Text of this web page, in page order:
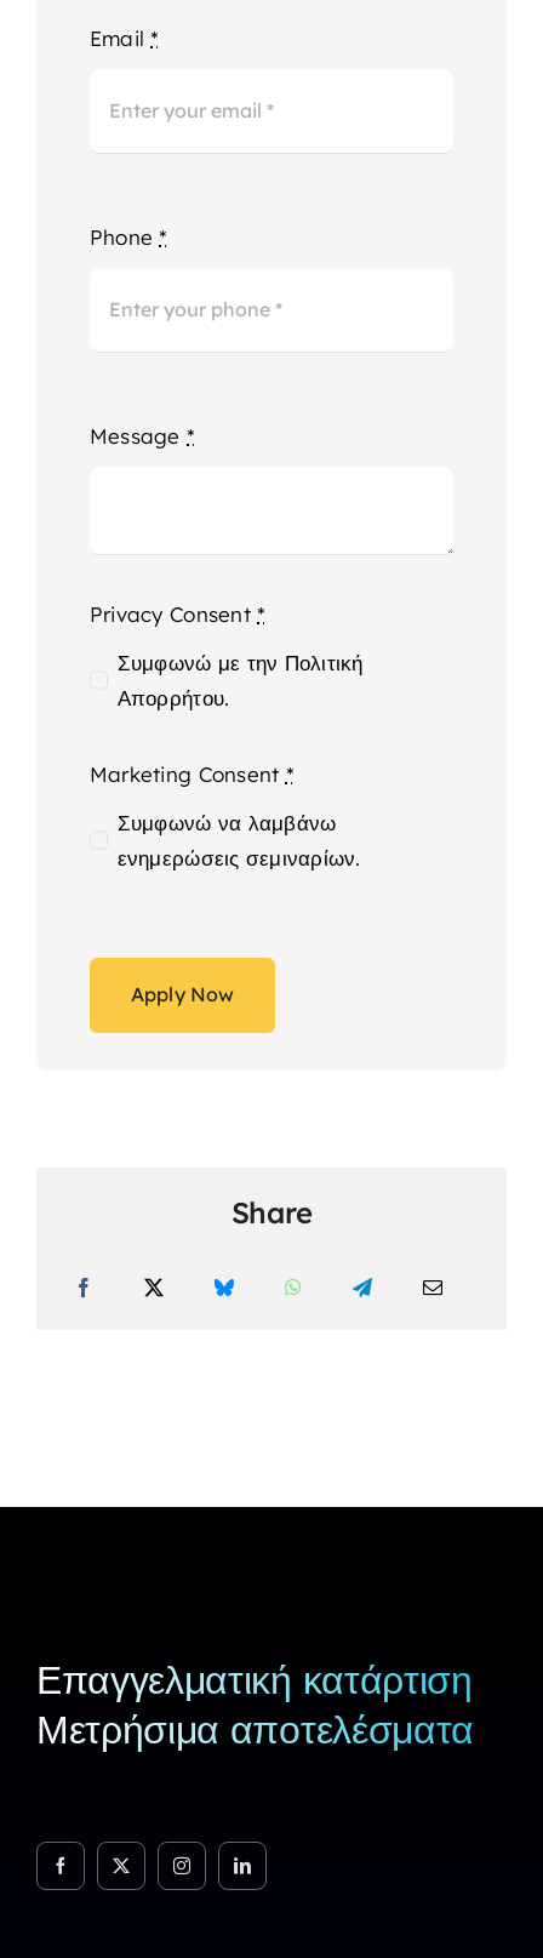
Email*
Phone*
Message *
Privacy Consent*
Συμφωνώ με την Πολιτική
Απορρήτου.
Marketing Consent *
Συμφωνώ να λαμβάνω
ενημερώσεις σεμιναρίων.
Apply Now
Share
Επαγγελματική κατάρτιση
Μετρήσιμα αποτελέσματα